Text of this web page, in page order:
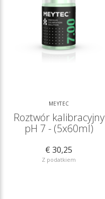
MEYTEC
Roztwór kalibracyjny
pH 7 - (5x60ml)
€ 30,25
Z podatkiem